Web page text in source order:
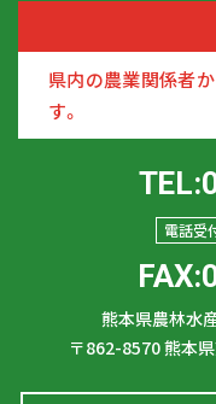
県内の農業関係者
す。
電話受
熊本県農林水
〒862-8570熊本